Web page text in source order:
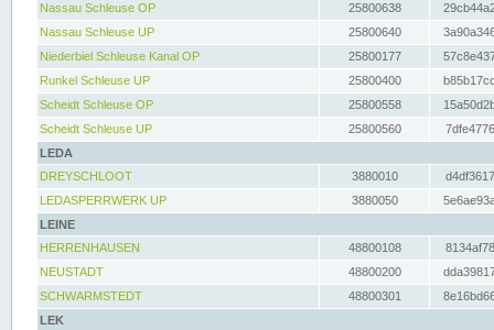
Nassau Schleuse OP
25800638
Nassau Schleuse UP
25800640
Niederbiel Schleuse Kanal OP
25800177
Runkel Schleuse UP
25800400
Scheidt Schleuse OP
25800558
Scheidt Schleuse UP
25800560
LEDA
DREYSCHLOOT
3880010
LEDASPERRWERK UP
3880050
LEINE
HERRENHAUSEN
48800108
NEUSTADT
48800200
SCHWARMSTEDT
48800301
LEK